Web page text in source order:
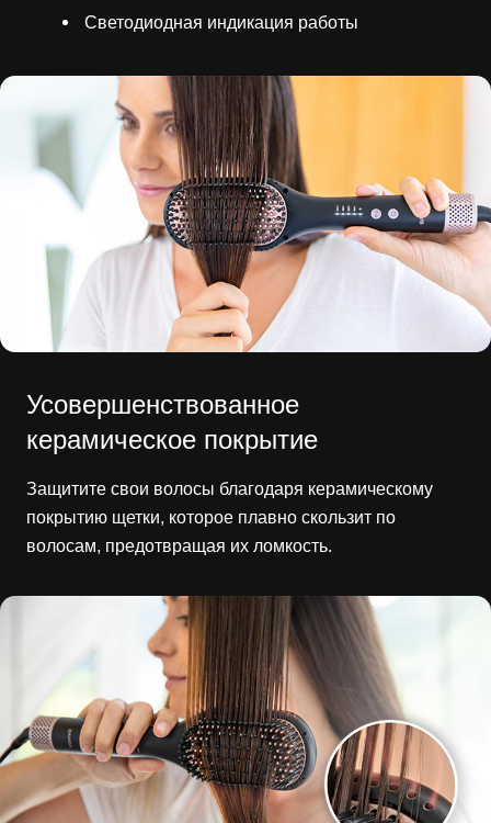
Светодиодная индикация работы
Усовершенствованное
керамическое покрытие
Защитите свои волосы благодаря керамическому
покрытию щетки, которое плавно скользит по
волосам, предотвращая их ломкость.